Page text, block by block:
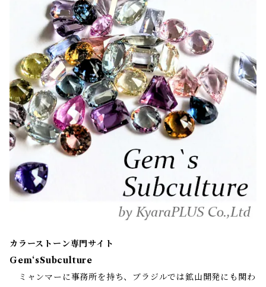
カラーストーン専門サイト
Gem‘sSubculture
ミャンマーに事務所を持ち、ブラジルでは鉱山開発にも関わ